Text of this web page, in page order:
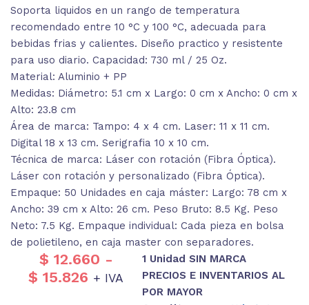
Soporta liquidos en un rango de temperatura
recomendado entre 10 °C y 100 °C, adecuada para
bebidas frias y calientes. Diseño practico y resistente
para uso diario. Capacidad: 730 ml / 25 Oz.
Material: Aluminio + PP
Medidas: Diámetro: 5.1 cm x Largo: 0 cm x Ancho: 0 cm x
Alto: 23.8 cm
Área de marca: Tampo: 4 x 4 cm. Laser: 11 x 11 cm.
Digital 18 x 13 cm. Serigrafia 10 x 10 cm.
Técnica de marca: Láser con rotación (Fibra Óptica).
Láser con rotación y personalizado (Fibra Óptica).
Empaque: 50 Unidades en caja máster: Largo: 78 cm x
Ancho: 39 cm x Alto: 26 cm. Peso Bruto: 8.5 Kg. Peso
Neto: 7.5 Kg. Empaque individual: Cada pieza en bolsa
de polietileno, en caja master con separadores.
$ 12.660 -
$ 15.826 + IVA
1 Unidad SIN MARCA
PRECIOS E INVENTARIOS AL
POR MAYOR